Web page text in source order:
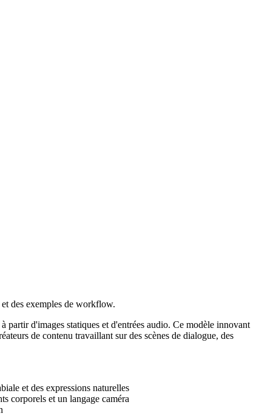
des exemples de workflow.
d'images statiques et d'entrées audio. Ce modèle innovant
de contenu travaillant sur des scènes de dialogue, des
et des expressions naturelles
corporels et un langage caméra